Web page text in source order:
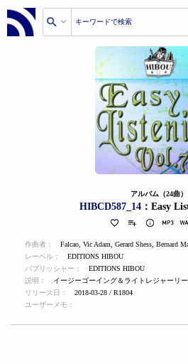
アルバム（24曲）
HIBCD587_14 ：Easy
作曲者： Falcao Vic Adam Gerard Shess Bernard
レーベル：
EDITIONS HIBOU
パブリッシャー：
EDITIONS HIBOU
説明：
イージーゴーイング＆ライトレジャーリ
リリース日：
2018-03-28 / R1804
ユーザーメモ：